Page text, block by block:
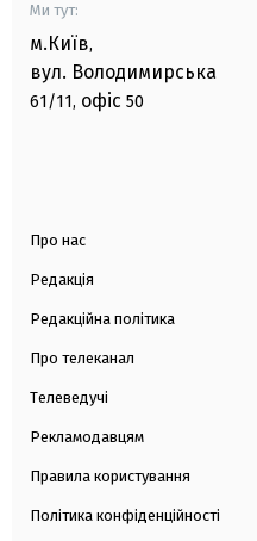
Ми тут:
м.Київ,
вул. Володимирська
61/11, офіс 50
Про нас
Редакція
Редакційна політика
Про телеканал
Телеведучі
Рекламодавцям
Правила користування
Політика конфіденційності